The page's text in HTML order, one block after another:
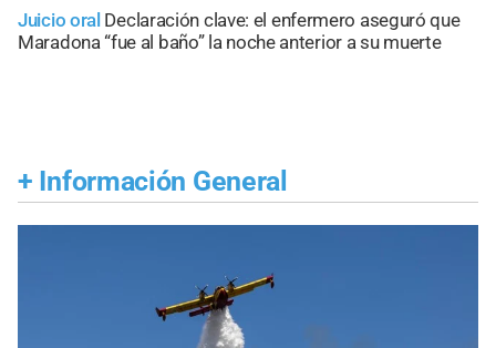
Juicio oral Declaración clave: el enfermero aseguró que
Maradona “fue al baño” la noche anterior a su muerte
+ Información General